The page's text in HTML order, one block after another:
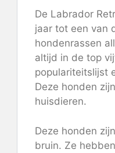
De Labrador
jaar tot een van
hondenrassen
altijd in de top
populariteitslijst
Deze honden
huisdieren.
Deze honden
bruin. Ze